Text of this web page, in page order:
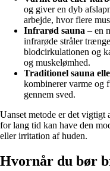
og giver en dyb
arbejde, hvor flere
Infrarød sauna – en
infrarøde stråler
blodcirkulationen og
og muskelømhed.
Traditionel sauna
kombinerer varme og
gennem sved.
Uanset metode er det
for lang tid kan have den
eller irritation af huden.
Hvornår du bør